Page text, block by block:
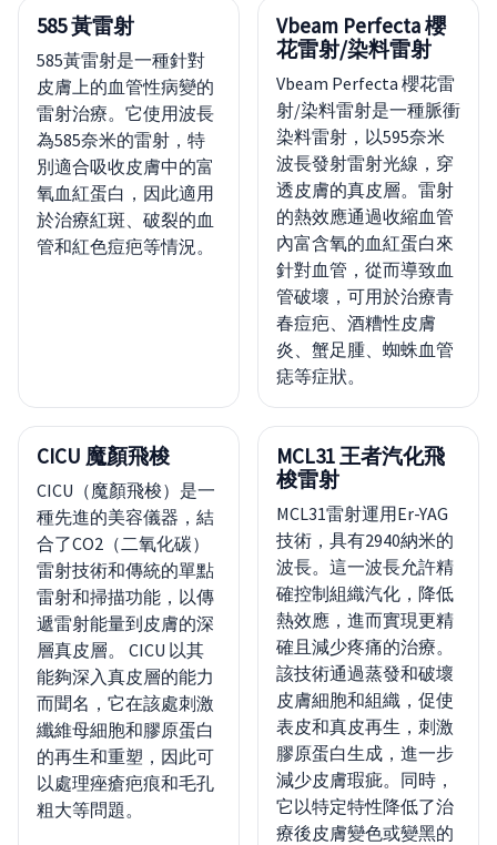
585 黃雷射
585黃雷射是一種針對
皮膚上的血管性病變的
雷射治療。它使用波長
為585奈米的雷射，特
別適合吸收皮膚中的富
氧血紅蛋白，因此適用
於治療紅斑、破裂的血
管和紅色痘疤等情況。
Vbeam Perfecta 櫻
花雷射/染料雷射
Vbeam Perfecta 櫻花雷
射/染料雷射是一種脈衝
染料雷射，以595奈米
波長發射雷射光線，穿
透皮膚的真皮層。雷射
的熱效應通過收縮血管
內富含氧的血紅蛋白來
針對血管，從而導致血
管破壞，可用於治療青
春痘疤、酒糟性皮膚
炎、蟹足腫、蜘蛛血管
痣等症狀。
CICU 魔顏飛梭
CICU（魔顏飛梭）是一
種先進的美容儀器，結
合了CO2（二氧化碳）
雷射技術和傳統的單點
雷射和掃描功能，以傳
遞雷射能量到皮膚的深
層真皮層。 CICU 以其
能夠深入真皮層的能力
而聞名，它在該處刺激
纖維母細胞和膠原蛋白
的再生和重塑，因此可
以處理痤瘡疤痕和毛孔
粗大等問題。
MCL31 王者汽化飛
梭雷射
MCL31雷射運用Er-YAG
技術，具有2940納米的
波長。這一波長允許精
確控制組織汽化，降低
熱效應，進而實現更精
確且減少疼痛的治療。
該技術通過蒸發和破壞
皮膚細胞和組織，促使
表皮和真皮再生，刺激
膠原蛋白生成，進一步
減少皮膚瑕疵。同時，
它以特定特性降低了治
療後皮膚變色或變黑的